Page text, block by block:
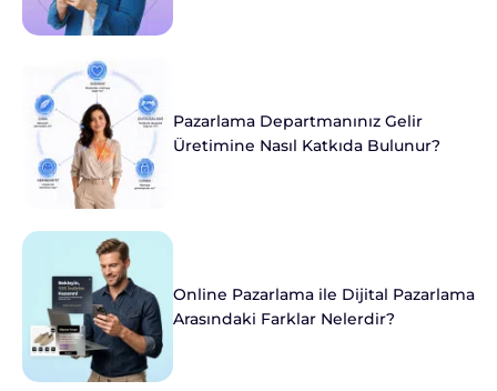
Pazarlama Departmanınız Gelir
Üretimine Nasıl Katkıda Bulunur?
Online Pazarlama ile Dijital Pazarlama
Arasındaki Farklar Nelerdir?